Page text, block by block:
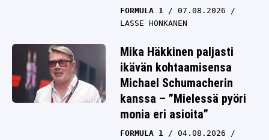
FORMULA 1
07.08.2026
LASSE HONKANEN
Mika Häkkinen paljasti
ikävän kohtaamisensa
Michael Schumacherin
kanssa – ”Mielessä pyöri
monia eri asioita”
FORMULA 1
04.08.2026